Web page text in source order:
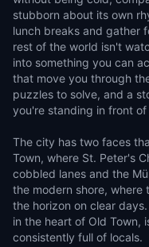
stubborn about its own
lunch breaks and gather
rest of the world isn't
into something you can
that move you through
puzzles to solve, and a
you're standing in front of
The city has two faces
Town, where St. Peter's
cobbled lanes and the
the modern shore, where
the horizon on clear
in the heart of Old Town,
consistently full of locals.